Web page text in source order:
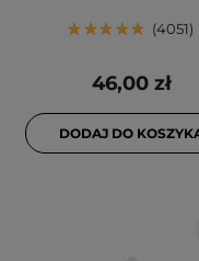
4051
46,00 zł
DODAJ DO